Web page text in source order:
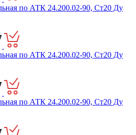
по АТК 24.200.02-90, Ст20 Ду
по АТК 24.200.02-90, Ст20 Ду
по АТК 24.200.02-90, Ст20 Ду